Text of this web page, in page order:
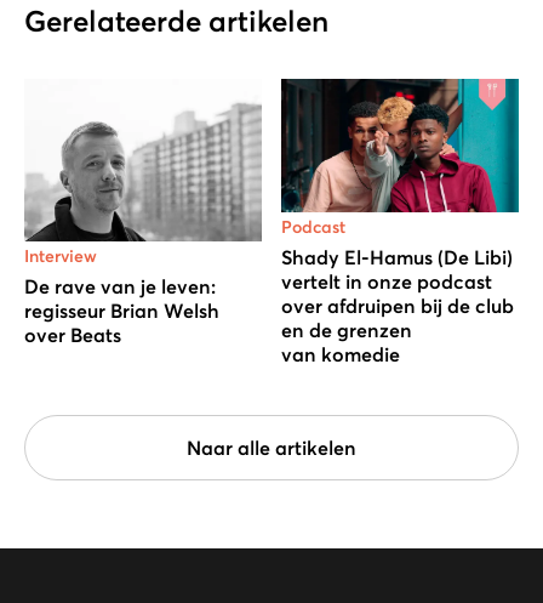
Gerelateerde artikelen
Interview
De rave van je leven:
regisseur Brian Welsh
over Beats
Podcast
Shady El-Hamus (De Libi)
vertelt in onze podcast
over afdruipen bij de club
en de grenzen
van komedie
Naar alle artikelen